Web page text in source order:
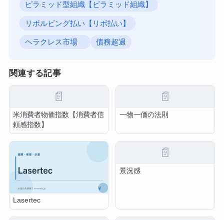
ピラミッド型組織【ピラミッド組織】
リボルビング払い【リボ払い】
ヘラクレス市場 債務超過
関連する記事
📄
米消費者物価指数【消費者信
頼感指数】
📄
一物一価の法則
Lasertec
📄
景況感